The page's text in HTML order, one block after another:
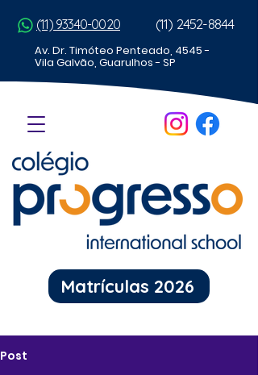
(11) 93340-0020 (11) 2452-8844
Av. Dr. Timóteo Penteado, 4545 -
Vila Galvão, Guarulhos - SP
Matrículas 2026
Post